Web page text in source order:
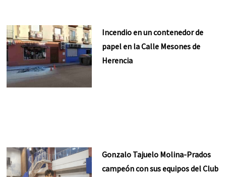
Incendio en un contenedor de
papel en la Calle Mesones de
Herencia
Gonzalo Tajuelo Molina-Prados
campeón con sus equipos del Club